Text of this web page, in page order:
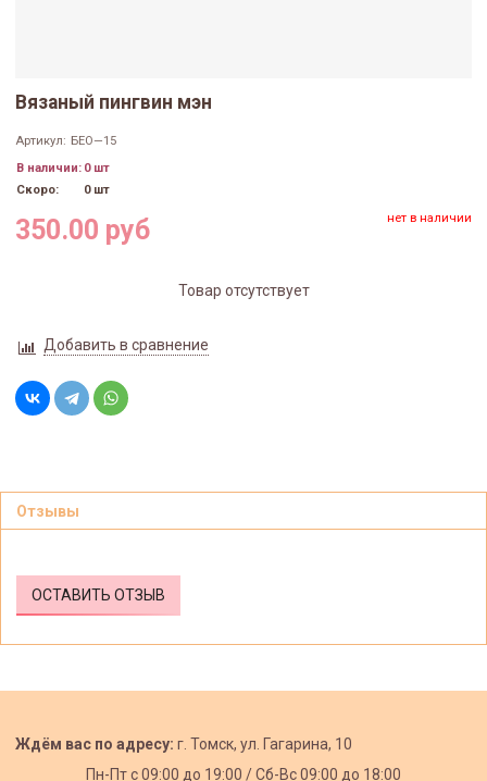
Вязаный пингвин мэн
Артикул: БЕО—15
В наличии: 0 шт
Скоро:
0 шт
350.00 руб нет в наличии
Товар отсутствует
Добавить в сравнение
Отзывы
ОСТАВИТЬ ОТЗЫВ
Ждём вас по адресу: г. Томск, ул. Гагарина, 10
Пн-Пт с09:00 до 19:00 /Сб-Вс 09:00 до 18:00